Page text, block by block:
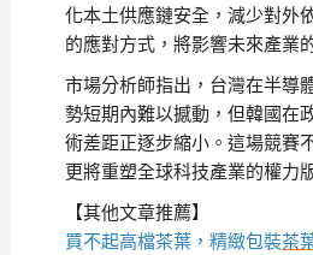
化本土供應鏈安全，減少對外
的應對方式，將影響未來產業
市場分析師指出，台灣在半導
勢短期內難以撼動，但韓國在
術差距正逐步縮小。這場競賽
更將重塑全球科技產業的權力
【其他文章推薦】
買不起高檔茶葉，精緻包裝茶